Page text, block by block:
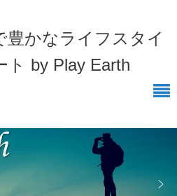
豊かなライフスタイ
ト by Play Earth